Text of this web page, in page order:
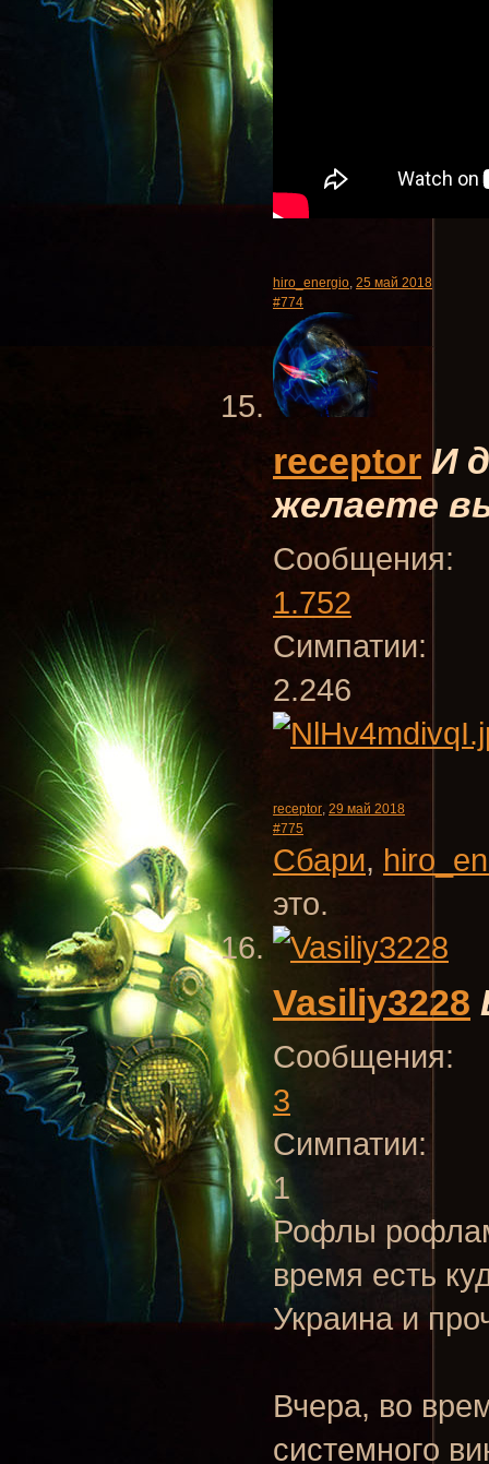
hiro_energio, 25 май 2018
#774
receptor И
желаете
Сообщения:
1.752
Симпатии:
2.246
receptor, 29 май 2018
#775
Сбари,
это.
Vasiliy3228
Сообщения:
3
Симпатии:
1
Рофлы
время есть
Украина и
Вчера, во
системного